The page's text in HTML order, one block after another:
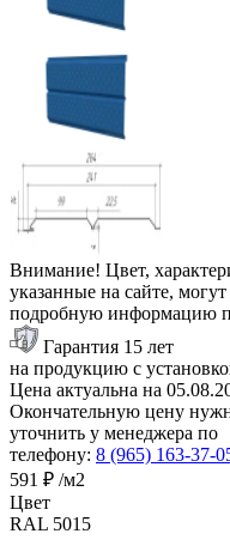
Внимание! Цвет,
указанные на сайте,
подробную информацию
Гарантия 15 лет
на продукцию с
Цена актуальна на
Окончательную цену
уточнить у менеджера по
телефону: 8 (965) 163-37-
591 ₽ /м2
Цвет
RAL 5015